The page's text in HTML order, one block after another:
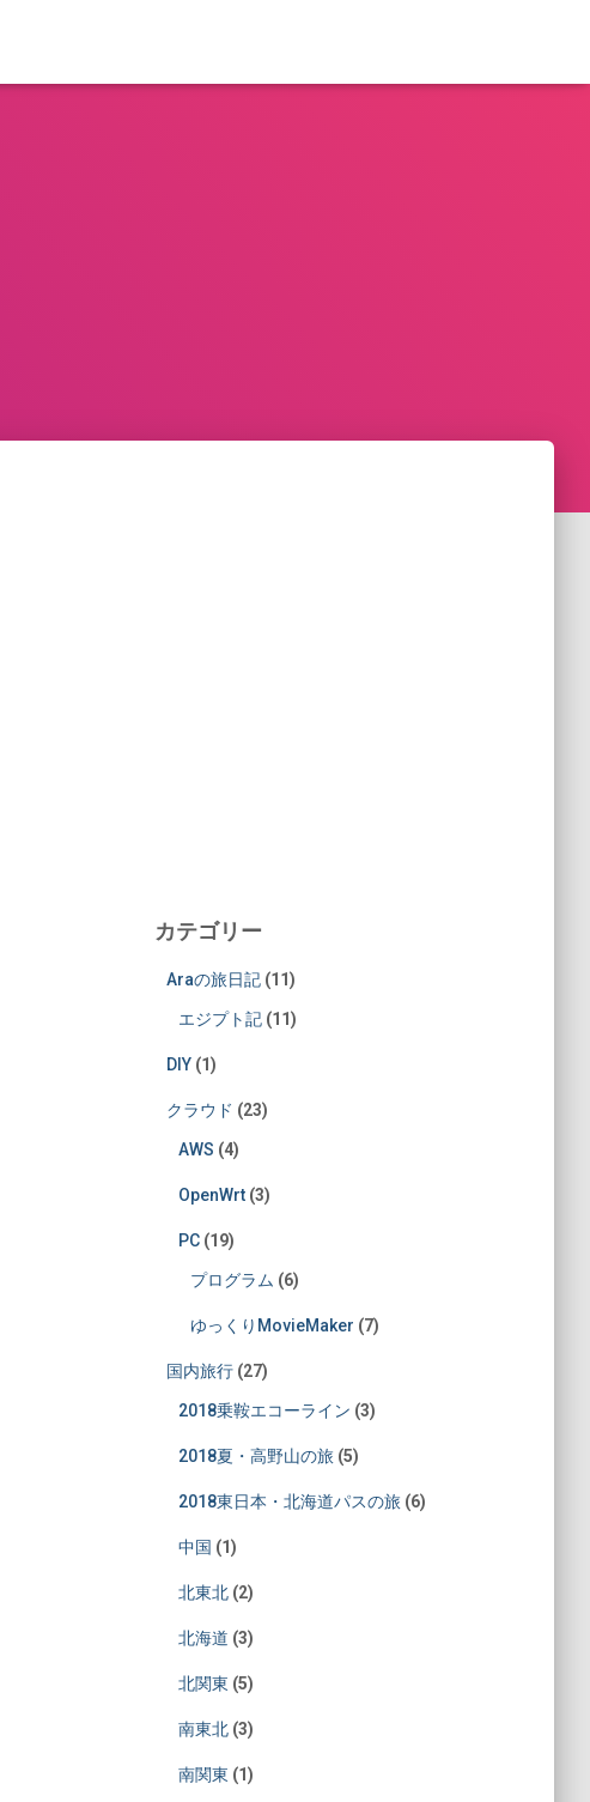
カテゴリー
Araの旅日記(11)
エジプト記(11)
DIY(1)
クラウド (23)
AWS (4)
OpenWrt(3)
PC(19)
プログラム (6)
ゆっくりMovieMaker (7)
国内旅行(27)
2018乗鞍エコーライン (3)
2018夏・高野山の旅 (5)
2018東日本・北海道パスの旅 (6)
中国 (1)
北東北(2)
北海道 (3)
北関東 (5)
南東北(3)
南関東 (1)